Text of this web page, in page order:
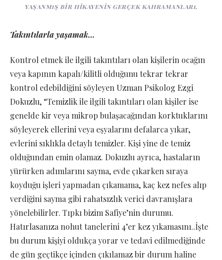
yaşanmış bir hikayenin gerçek kahramanları.
Takıntılarla yaşamak…
Kontrol etmek ile ilgili takıntıları olan kişilerin ocağın
veya kapının kapalı/kilitli olduğunu tekrar tekrar
kontrol edebildiğini söyleyen Uzman Psikolog Ezgi
Dokuzlu, “Temizlik ile ilgili takıntıları olan kişiler ise
genelde kir veya mikrop bulaşacağından korktuklarını
söyleyerek ellerini veya eşyalarını defalarca yıkar,
evlerini sıklıkla detaylı temizler. Kişi yine de temiz
olduğundan emin olamaz. Dokuzlu ayrıca, hastaların
yürürken adımlarını sayma, evde çıkarken sıraya
koyduğu işleri yapmadan çıkamama, kaç kez nefes alıp
verdiğini sayma gibi rahatsızlık verici davranışlara
yönelebilirler. Tıpkı bizim Safiye’nin durumu.
Hatırlasanıza nohut tanelerini 4’er kez yıkamasını..İşte
bu durum kişiyi oldukça yorar ve tedavi edilmediğinde
de gün geçtikçe içinden çıkılamaz bir durum haline